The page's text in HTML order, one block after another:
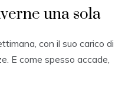
una sola
con il suo carico di
E come spesso accade,